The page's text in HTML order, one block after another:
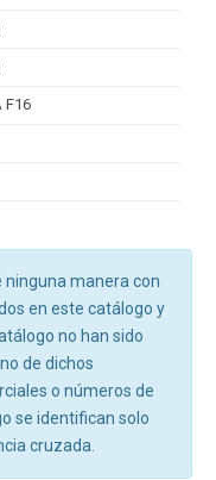
F16
manera con
en este catálogo y
no han sido
de dichos
o números de
se identifican solo
cruzada.